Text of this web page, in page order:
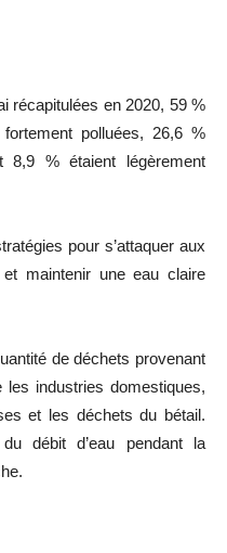
récapitulées en 2020, 59 %
polluées, 26,6 %
8,9 % étaient légèrement
pour s’attaquer aux
et maintenir une eau claire
de déchets provenant
industries domestiques,
et les déchets du bétail.
débit d’eau pendant la